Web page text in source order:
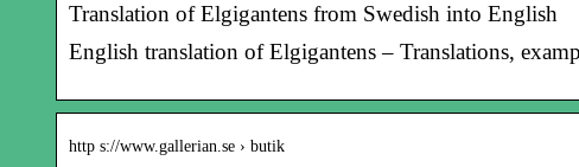
Translation of Elgigantens from Swedish into English
English translation of Elgigantens – Translations,
http s://www.gallerian.se › butik